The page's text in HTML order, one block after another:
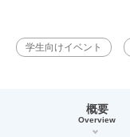
学生向けイベント
概要
Overview